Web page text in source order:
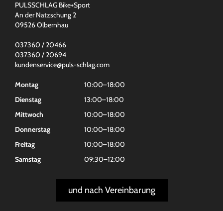
PULSSCHLAG Bike+Sport
An der Natzschung 2
09526 Olbernhau
037360 / 20466
037360 / 20694
kundenservice@puls-schlag.com
Montag
10:00–18:00
Dienstag
13:00–18:00
Mittwoch
10:00–18:00
Donnerstag
10:00–18:00
Freitag
10:00–18:00
Samstag
09:30–12:00
und nach Vereinbarung